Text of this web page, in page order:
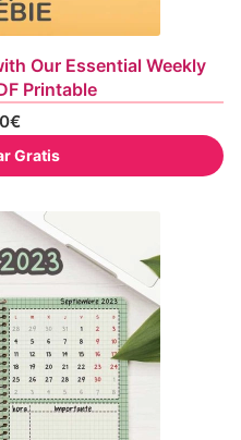
Our Essential Weekly
Printable
€
Gratis